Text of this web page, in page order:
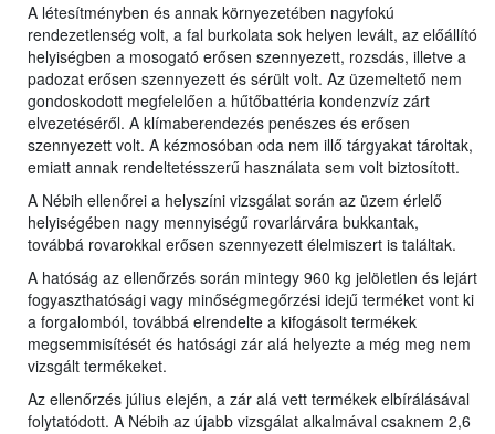
A létesítményben és annak környezetében nagyfokú
rendezetlenség volt, a fal burkolata sok helyen levált, az előállító
helyiségben a mosogató erősen szennyezett, rozsdás, illetve a
padozat erősen szennyezett és sérült volt. Az üzemeltető nem
gondoskodott megfelelően a hűtőbattéria kondenzvíz zárt
elvezetéséről. A klímaberendezés penészes és erősen
szennyezett volt. A kézmosóban oda nem illő tárgyakat tároltak,
emiatt annak rendeltetésszerű használata sem volt biztosított.
A Nébih ellenőrei a helyszíni vizsgálat során az üzem érlelő
helyiségében nagy mennyiségű rovarlárvára bukkantak,
továbbá rovarokkal erősen szennyezett élelmiszert is találtak.
A hatóság az ellenőrzés során mintegy 960 kg jelöletlen és lejárt
fogyaszthatósági vagy minőségmegőrzési idejű terméket vont ki
a forgalomból, továbbá elrendelte a kifogásolt termékek
megsemmisítését és hatósági zár alá helyezte a még meg nem
vizsgált termékeket.
Az ellenőrzés július elején, a zár alá vett termékek elbírálásával
folytatódott. A Nébih az újabb vizsgálat alkalmával csaknem 2,6